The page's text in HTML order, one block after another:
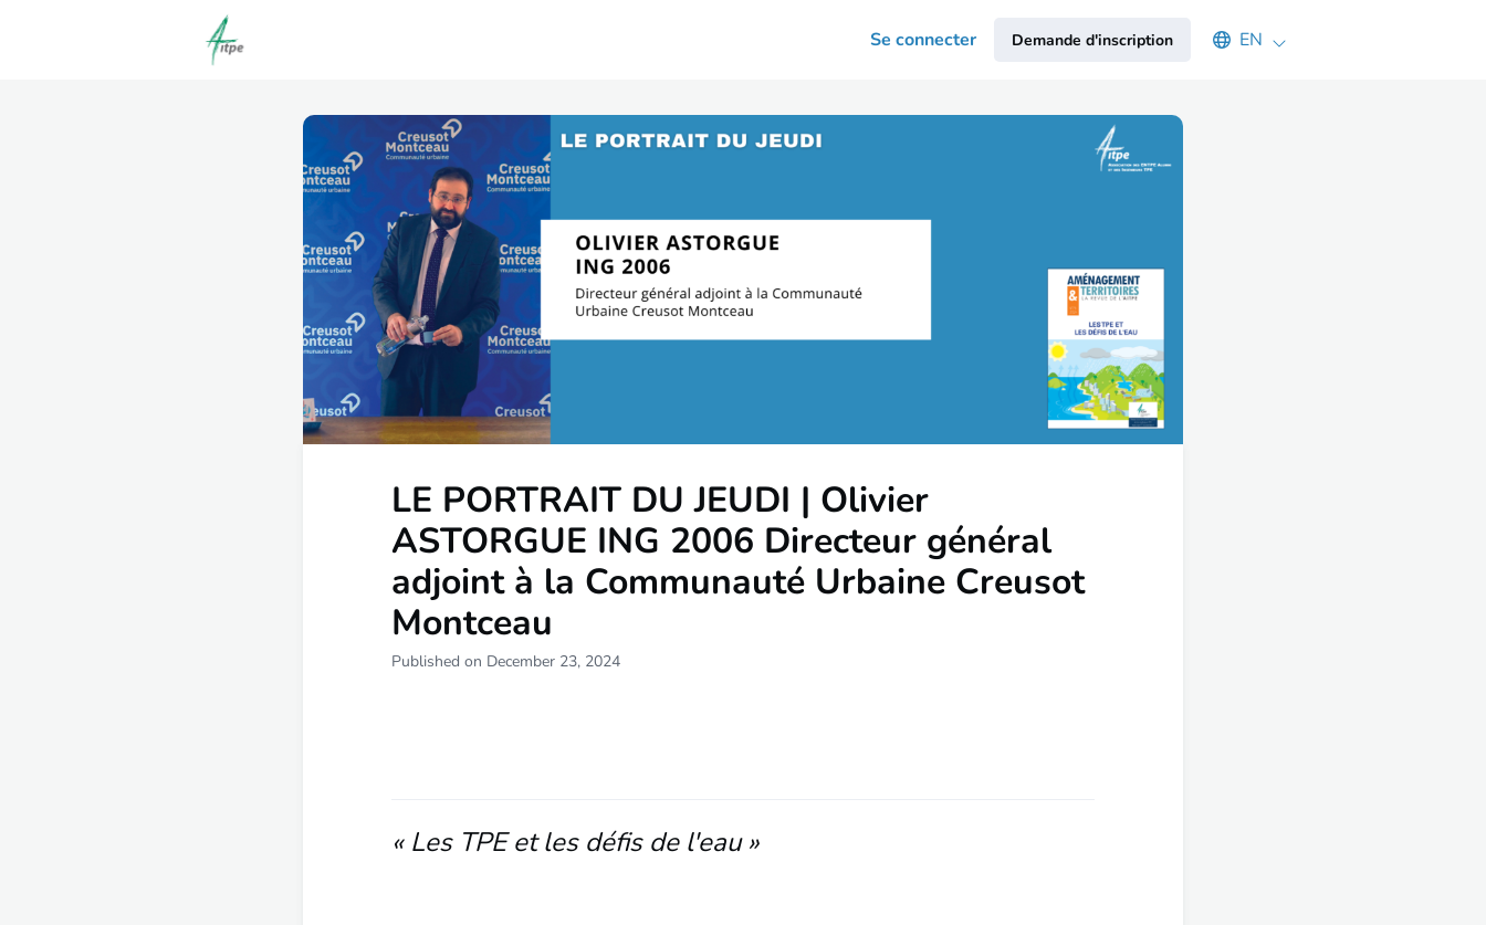
Offres d'emploi dépôt/consultation Votre association
Clubs | Promos
Se connecter Demande d'inscription Select an available language
EN
LE PORTRAIT DU JEUDI | Olivier
ASTORGUE ING 2006 Directeur général
adjoint à la Communauté Urbaine Creusot
Montceau
Published on December 23, 2024
« Les TPE et les défis de l'eau »